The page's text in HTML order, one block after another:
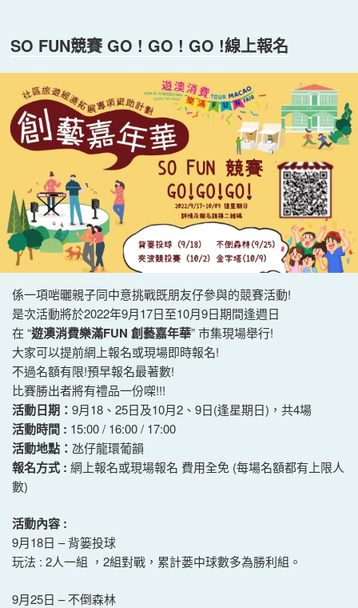
SO FUN競賽 GO ! GO ! GO !線上報名
係一項啱曬親子同中意挑戰既朋友仔參與的競賽活動!
是次活動將於2022年9月17日至10月9日期間逢週日
在 “遊澳消費樂滿FUN 創藝嘉年華” 市集現場舉行!
大家可以提前網上報名或現場即時報名!
不過名額有限!預早報名最著數!
比賽勝出者將有禮品一份㗎!!!
活動日期： 9月18、25日及10月2、9日(逢星期日)，共4場
活動時間 : 15:00 / 16:00 / 17:00
活動地點： 氹仔龍環葡韻
報名方式 : 網上報名或現場報名 費用全免 (每場名額都有上限人
數)
活動內容 :
9月18日 – 背篓投球
玩法 : 2人一組 ，2組對戰，累計蒌中球數多為勝利組。
9月25日 – 不倒森林